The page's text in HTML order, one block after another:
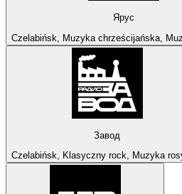
Ярус
Czelabińsk, Muzyka chrześcijańska,
Завод
Czelabińsk, Klasyczny rock, Muzyka